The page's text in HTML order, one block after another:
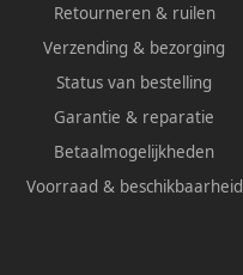
Retourneren & ruilen
Verzending & bezorging
Status van bestelling
Garantie & reparatie
Betaalmogelijkheden
Voorraad & beschikbaarheid